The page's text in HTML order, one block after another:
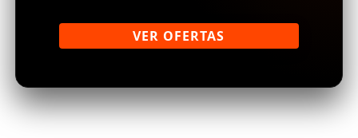
VER OFERTAS